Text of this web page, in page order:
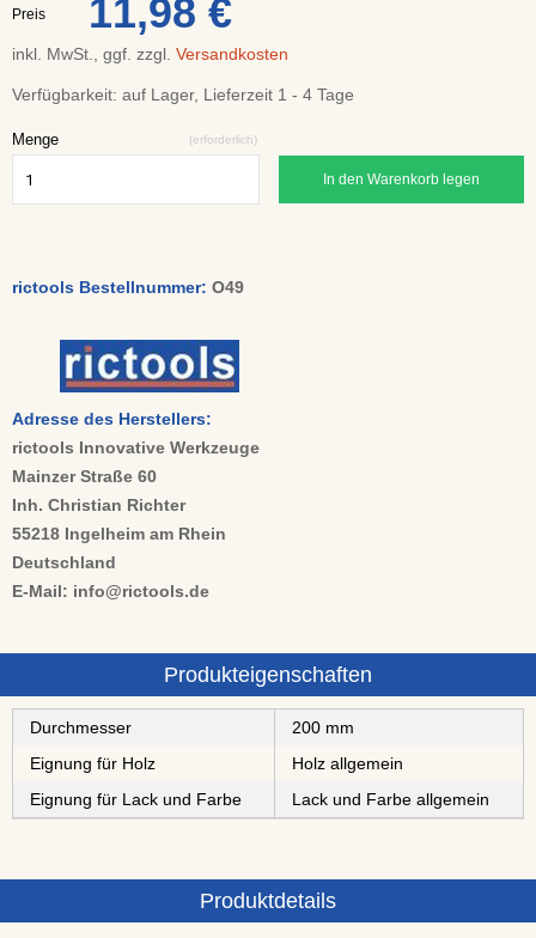
Preis 11,98 €
inkl. MwSt., ggf. zzgl. Versandkosten
Verfügbarkeit: auf Lager, Lieferzeit 1 - 4 Tage
Menge (erforderlich)
In den Warenkorb legen
rictools Bestellnummer: O49
Adresse des Herstellers:
rictools Innovative Werkzeuge
Mainzer Straße 60
Inh. Christian Richter
55218 Ingelheim am Rhein
Deutschland
E-Mail: info@rictools.de
Produkteigenschaften
Durchmesser
200 mm
Eignung für Holz
Holz allgemein
Eignung für Lack und Farbe
Lack und Farbe allgemein
Produktdetails